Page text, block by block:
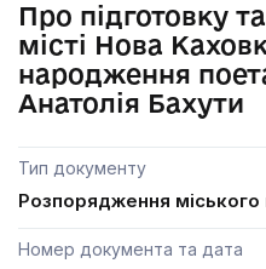
Про підготовку
місті Нова
народження
Анатолія Бахути
Тип документу
Розпорядження міського
Номер документа та дата